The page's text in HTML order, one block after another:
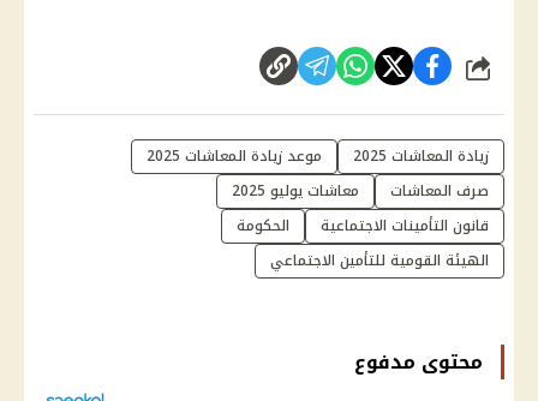
شارك
زيادة المعاشات 2025
موعد زيادة المعاشات 2025
صرف المعاشات
معاشات يوليو 2025
قانون التأمينات الاجتماعية
الحكومة
الهيئة القومية للتأمين الاجتماعي
محتوى مدفوع